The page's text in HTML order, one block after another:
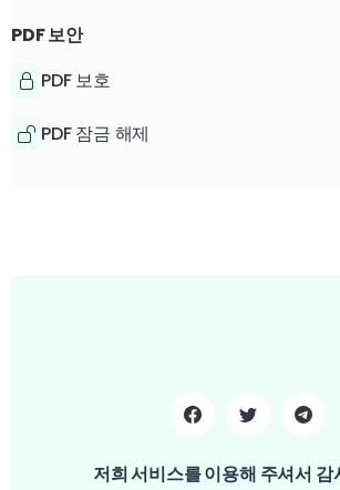
PDF 보안
PDF 보호
PDF 잠금 해제
저희 서비스를 이용해 주셔서